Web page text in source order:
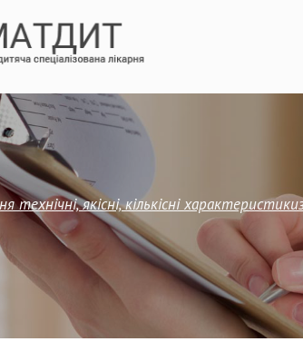
технічні, якісні, кількісні